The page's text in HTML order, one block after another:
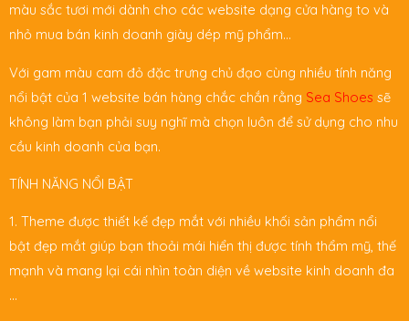
màu sắc tươi mới dành cho các website dạng cửa hàng to và
nhỏ mua bán kinh doanh giày dép mỹ phẩm…
Với gam màu cam đỏ đặc trưng chủ đạo cùng nhiều tính năng
nổi bật của 1 website bán hàng chắc chắn rằng Sea Shoes sẽ
không làm bạn phải suy nghĩ mà chọn luôn để sử dụng cho nhu
cầu kinh doanh của bạn.
TÍNH NĂNG NỔI BẬT
1. Theme được thiết kế đẹp mắt với nhiều khối sản phẩm nổi
bật đẹp mắt giúp bạn thoải mái hiển thị được tính thẩm mỹ, thế
mạnh và mang lại cái nhìn toàn diện về website kinh doanh đa
…